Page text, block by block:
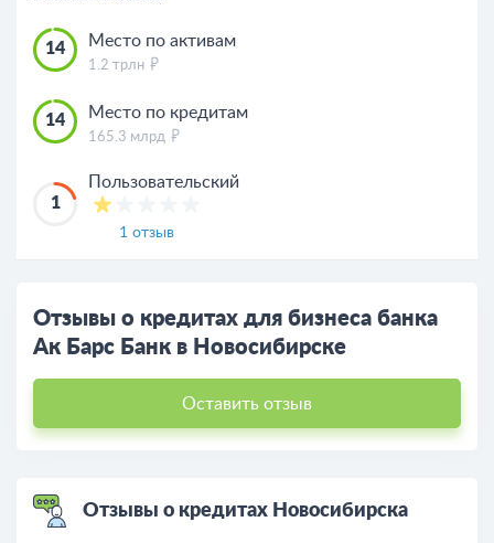
14 Место по активам
1.2 трлн
14 Место по кредитам
165.3 млрд
1
Пользовательский
1 отзыв
Отзывы о кредитах для бизнеса банка
Ак Барс Банк в Новосибирске
Оставить отзыв
Отзывы о кредитах Новосибирска